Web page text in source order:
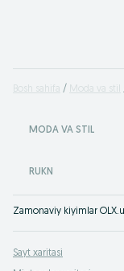
Bosh sahifa Moda va stil
MODA VA STIL
RUKN
Sayt xaritasi